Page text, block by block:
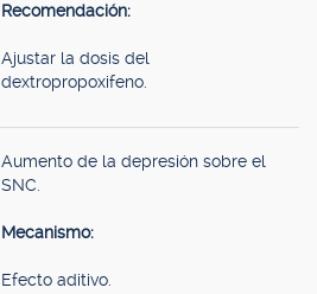
Recomendación:
Ajustar la dosis del
dextropropoxifeno.
Aumento de la depresión sobre el
SNC.
Mecanismo:
Efecto aditivo.